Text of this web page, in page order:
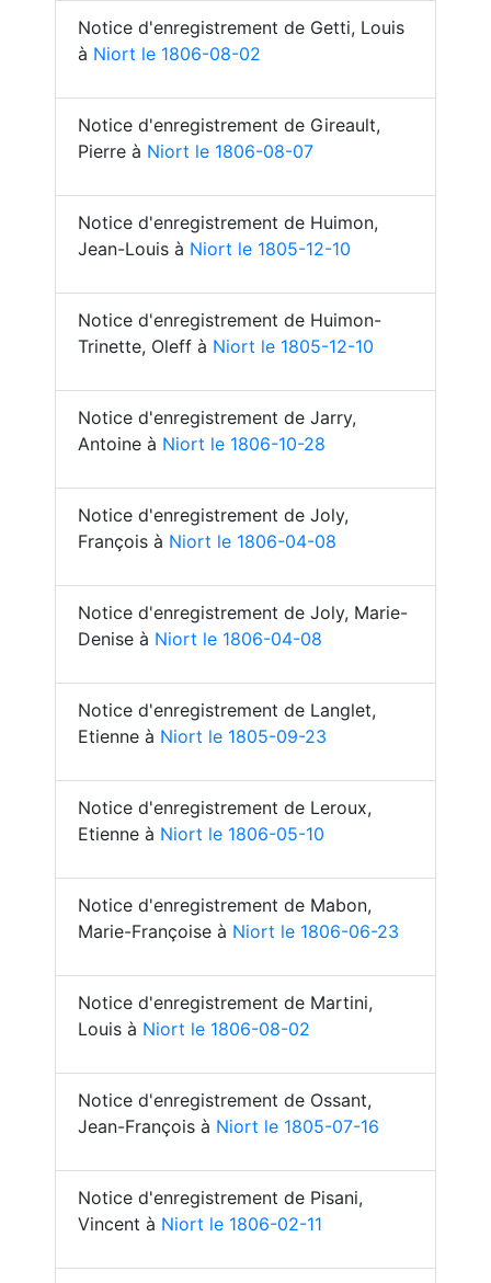
Notice d'enregistrement de Getti, Louis
à Niort le 1806-08-02
Notice d'enregistrement de Gireault,
Pierre à Niort le 1806-08-07
Notice d'enregistrement de Huimon,
Jean-Louis à Niort le 1805-12-10
Notice d'enregistrement de Huimon-
Trinette, Oleff à Niort le 1805-12-10
Notice d'enregistrement de Jarry,
Antoine à Niort le 1806-10-28
Notice d'enregistrement de Joly,
François à Niort le 1806-04-08
Notice d'enregistrement de Joly, Marie-
Denise à Niort le 1806-04-08
Notice d'enregistrement de Langlet,
Etienne à Niort le 1805-09-23
Notice d'enregistrement de Leroux,
Etienne à Niort le 1806-05-10
Notice d'enregistrement de Mabon,
Marie-Françoise à Niort le 1806-06-23
Notice d'enregistrement de Martini,
Louis à Niort le 1806-08-02
Notice d'enregistrement de Ossant,
Jean-François à Niort le 1805-07-16
Notice d'enregistrement de Pisani,
Vincent à Niort le 1806-02-11